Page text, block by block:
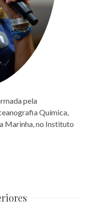
pela
Química,
Marinha, no Instituto